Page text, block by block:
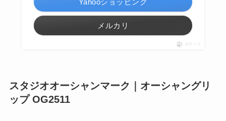
メルカリ
ポチップ
スタジオオーシャンマーク｜オーシャングリ
ップ OG2511